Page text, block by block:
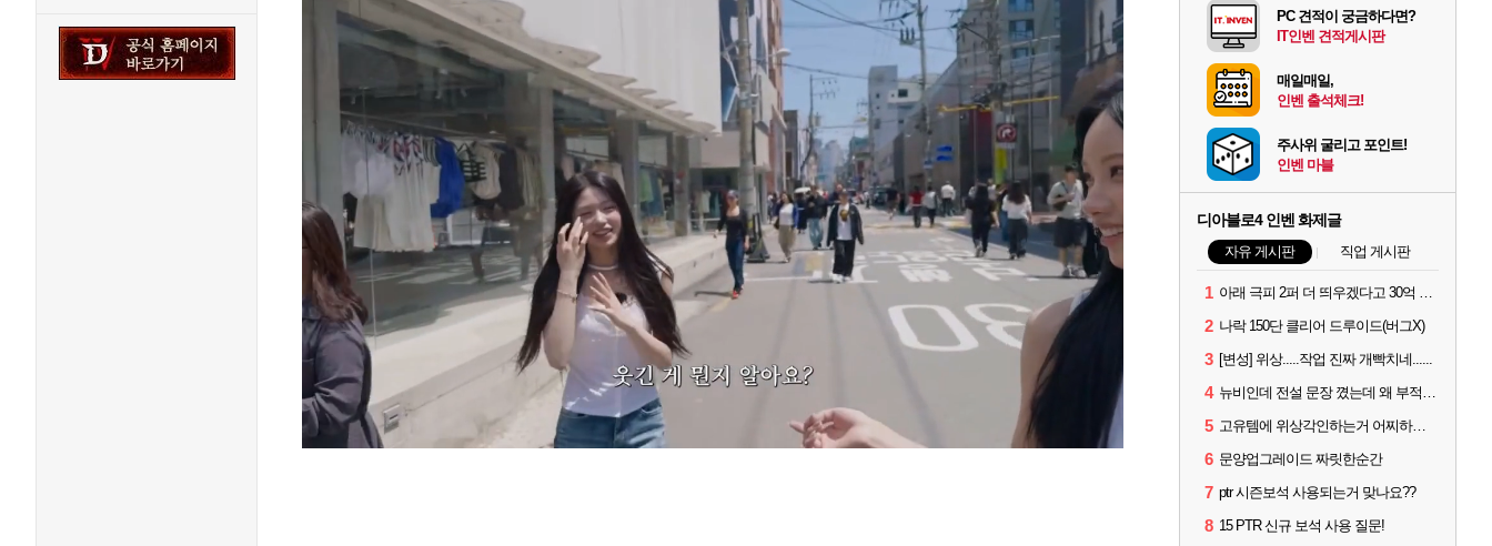
PC 견적이 궁금하다면?
IT인벤 견적게시판
매일매일,
인벤 출석체크!
주사위 굴리고 포인트!
인벤 마블
디아블로4 인벤 화제글
자유 게시판 직업 게시판
1 아래 극피 2퍼 더 띄우겠다고 30억 쓴 사람입니다
2 나락 150단 클리어 드루이드(버그X)
3 [변성] 위상.....작업 진짜 개빡치네......
4 뉴비인데 전설 문장 꼈는데 왜 부적 3개밖에 못낌?
5 고유템에 위상각인하는거 어찌하는건가요?
6 문양업그레이드 짜릿한순간
7 ptr 시즌보석 사용되는거 맞나요??
8 15 PTR 신규 보석 사용 질문!